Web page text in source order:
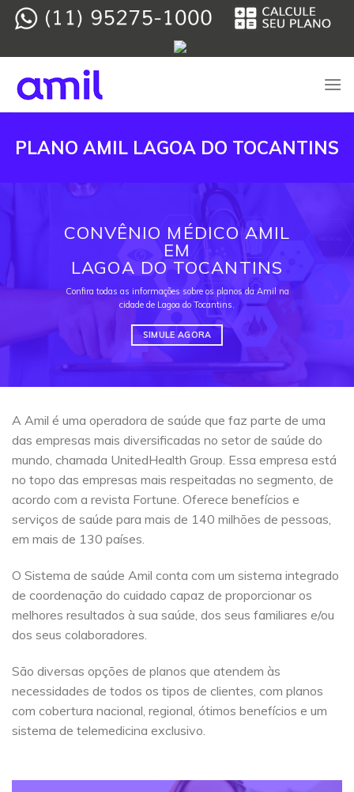
Skip
PLANO AMIL LAGOA DO TOCANTINS
CONVÊNIO MÉDICO AMIL
EM
LAGOA DO TOCANTINS
Confira todas as informações sobre os planos da Amil na
cidade de Lagoa do Tocantins.
SIMULE AGORA
A Amil é uma operadora de saúde que faz parte de uma
das empresas mais diversificadas no setor de saúde do
mundo, chamada UnitedHealth Group. Essa empresa está
no topo das empresas mais respeitadas no segmento, de
acordo com a revista Fortune. Oferece benefícios e
serviços de saúde para mais de 140 milhões de pessoas,
em mais de 130 países.
O Sistema de saúde Amil conta com um sistema integrado
de coordenação do cuidado capaz de proporcionar os
melhores resultados à sua saúde, dos seus familiares e/ou
dos seus colaboradores.
São diversas opções de planos que atendem às
necessidades de todos os tipos de clientes, com planos
com cobertura nacional, regional, ótimos benefícios e um
sistema de telemedicina exclusivo.